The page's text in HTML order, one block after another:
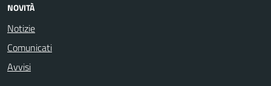
NOVITÀ
Notizie
Comunicati
Avvisi